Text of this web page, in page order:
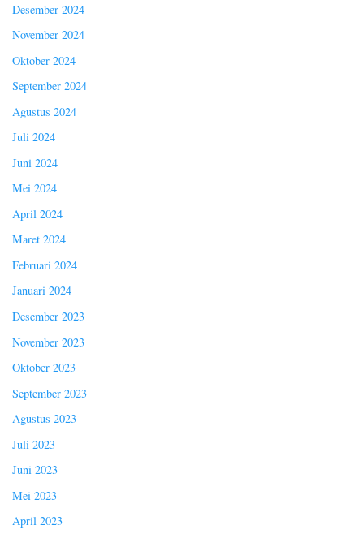
Desember 2024
November 2024
Oktober 2024
September 2024
Agustus 2024
Juli 2024
Juni 2024
Mei 2024
April 2024
Maret 2024
Februari 2024
Januari 2024
Desember 2023
November 2023
Oktober 2023
September 2023
Agustus 2023
Juli 2023
Juni 2023
Mei 2023
April 2023